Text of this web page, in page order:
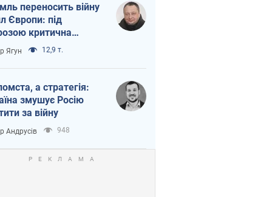
переносить війну
Європи: під
критична
Ягун 12,9 т.
а стратегія:
змушує Росію
за війну
Андрусів 948